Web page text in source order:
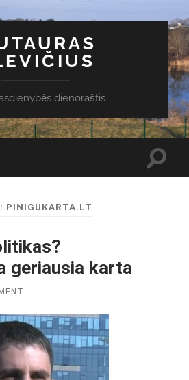
dienoraštis
PINIGUKARTA.LT
geriausia karta